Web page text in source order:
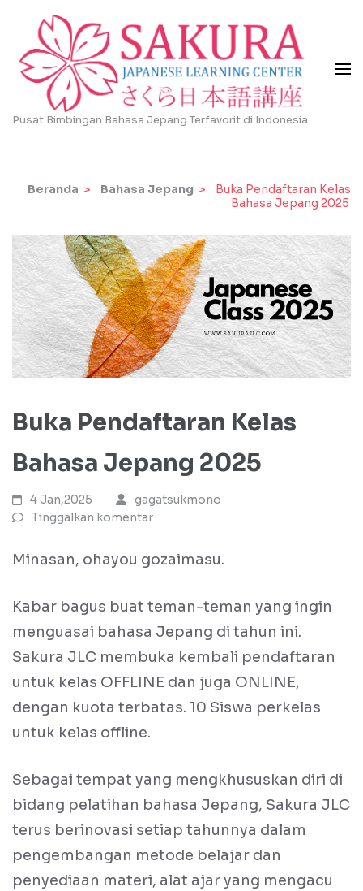
Lompat
konten
(Tekan
Enter)
Pusat Bimbingan Bahasa Jepang Terfavorit di Indonesia
Beranda > Bahasa Jepang >
Buka Pendaftaran Kelas
Bahasa Jepang 2025
Buka Pendaftaran Kelas
Bahasa Jepang 2025
4 Jan,2025
gagatsukmono
Tinggalkan komentar
Minasan, ohayou gozaimasu.
Kabar bagus buat teman-teman yang ingin
menguasai bahasa Jepang di tahun ini.
Sakura JLC membuka kembali pendaftaran
untuk kelas OFFLINE dan juga ONLINE,
dengan kuota terbatas. 10 Siswa perkelas
untuk kelas offline.
Sebagai tempat yang mengkhususkan diri di
bidang pelatihan bahasa Jepang, Sakura JLC
terus berinovasi setiap tahunnya dalam
pengembangan metode belajar dan
penyediaan materi, alat ajar yang mengacu